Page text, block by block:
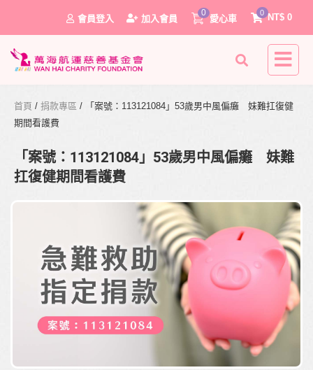
會員登入 加入會員
0
愛心車
0
NT$ 0
0
首頁 / 捐款專區 / 「案號：113121084」53歲男中風偏癱 妹難扛復健
期間看護費
「案號：113121084」53歲男中風偏癱 妹難
扛復健期間看護費